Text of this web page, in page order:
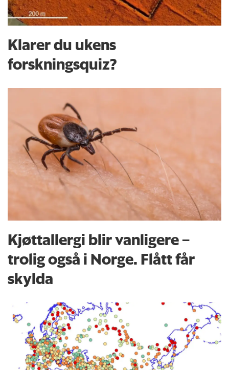
Klarer du ukens
forskningsquiz?
Kjøttallergi blir vanligere –
trolig også i Norge. Flått får
skylda